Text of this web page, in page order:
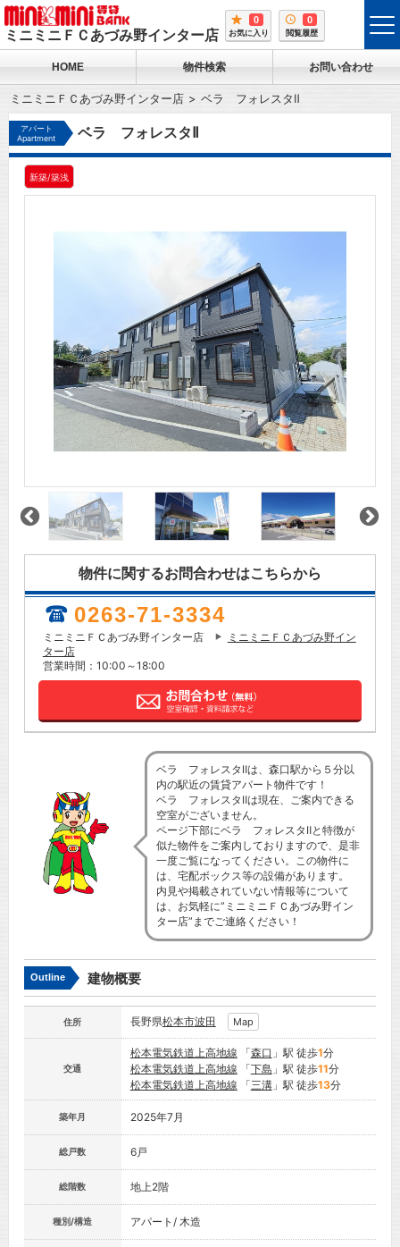
ミニミニＦＣあづみ野インター店
0
お気に入り
0
閲覧履歴
HOME 物件検索 お問い合わせ
ミニミニＦＣあづみ野インター店 ベラ フォレスタⅡ
アパート
Apartment
ベラ フォレスタⅡ
新築/築浅
物件に関するお問合わせはこちらから
0263-71-3334
ミニミニＦＣあづみ野インター店
ミニミニＦＣあづみ野イン
ター店
営業時間：10:00～18:00
ベラ フォレスタⅡは、森口駅から５分以
内の駅近の賃貸アパート物件です！
ベラ フォレスタⅡは現在、ご案内できる
空室がございません。
ページ下部にベラ フォレスタⅡと特徴が
似た物件をご案内しておりますので、是非
一度ご覧になってください。この物件に
は、宅配ボックス等の設備があります。
内見や掲載されていない情報等について
は、お気軽に”ミニミニＦＣあづみ野イン
ター店”までご連絡ください！
Outline 建物概要
住所 長野県松本市波田 Map
交通
松本電気鉄道上高地線 「森口 」駅 徒歩1分
松本電気鉄道上高地線 「下島 」駅 徒歩11分
松本電気鉄道上高地線 「三溝」駅 徒歩13分
築年月 2025年7月
総戸数 6戸
総階数 地上2階
種別/構造 アパート/ 木造